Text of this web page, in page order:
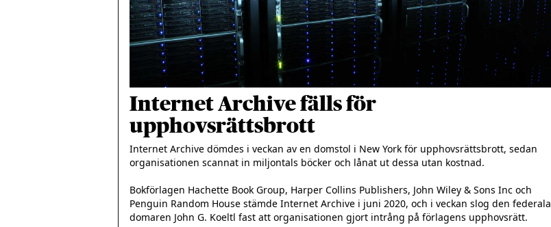
Internet Archive fälls för
upphovsrättsbrott
Internet Archive dömdes i veckan av en domstol i New York för upphovsrättsbrott, sedan
organisationen scannat in miljontals böcker och lånat ut dessa utan kostnad.
Bokförlagen Hachette Book Group, Harper Collins Publishers, John Wiley & Sons Inc och
Penguin Random House stämde Internet Archive i juni 2020, och i veckan slog den federala
domaren John G. Koeltl fast att organisationen gjort intrång på förlagens upphovsrätt.